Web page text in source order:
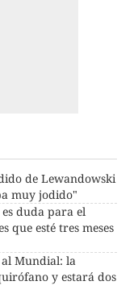
de Lewandowski
muy jodido"
duda para el
que esté tres meses
Mundial: la
y estará dos